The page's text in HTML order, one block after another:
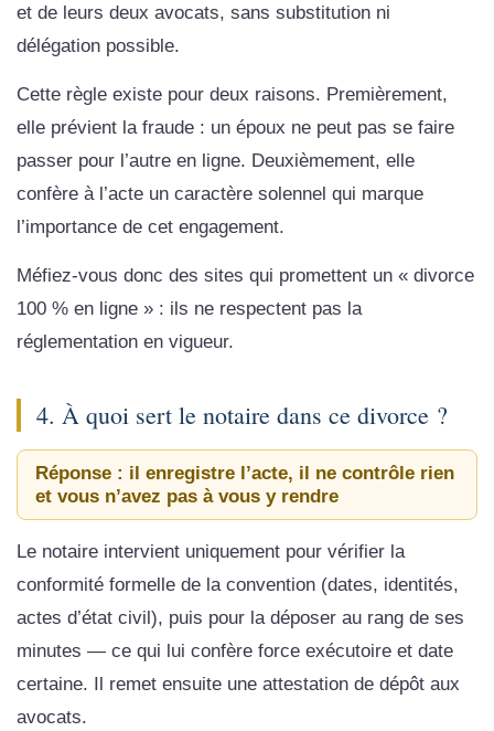
et de leurs deux avocats, sans substitution ni
délégation possible.
Cette règle existe pour deux raisons. Premièrement,
elle prévient la fraude : un époux ne peut pas se faire
passer pour l’autre en ligne. Deuxièmement, elle
confère à l’acte un caractère solennel qui marque
l’importance de cet engagement.
Méfiez-vous donc des sites qui promettent un « divorce
100 % en ligne » : ils ne respectent pas la
réglementation en vigueur.
4. À quoi sert le notaire dans ce divorce ?
Réponse : il enregistre l’acte, il ne contrôle rien
et vous n’avez pas à vous y rendre
Le notaire intervient uniquement pour vérifier la
conformité formelle de la convention (dates, identités,
actes d’état civil), puis pour la déposer au rang de ses
minutes — ce qui lui confère force exécutoire et date
certaine. Il remet ensuite une attestation de dépôt aux
avocats.